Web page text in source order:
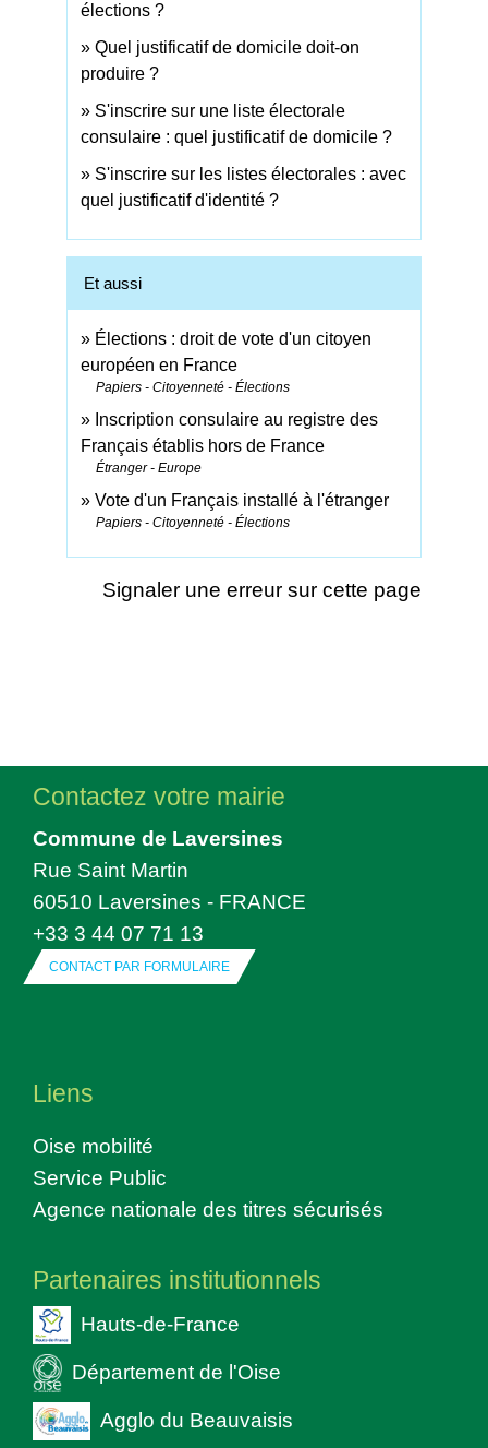
élections ?
Quel justificatif de domicile doit-on
produire ?
S'inscrire sur une liste électorale
consulaire : quel justificatif de domicile ?
S'inscrire sur les listes électorales : avec
quel justificatif d'identité ?
Et aussi
Élections : droit de vote d'un citoyen
européen en France
Papiers - Citoyenneté - Élections
Inscription consulaire au registre des
Français établis hors de France
Étranger - Europe
Vote d'un Français installé à l'étranger
Papiers - Citoyenneté - Élections
Signaler une erreur sur cette page
Contactez votre mairie
Commune de Laversines
Rue Saint Martin
60510 Laversines - FRANCE
+33 3 44 07 71 13
CONTACT PAR FORMULAIRE
Liens
Oise mobilité
Service Public
Agence nationale des titres sécurisés
Partenaires institutionnels
Hauts-de-France
Département de l'Oise
Agglo du Beauvaisis